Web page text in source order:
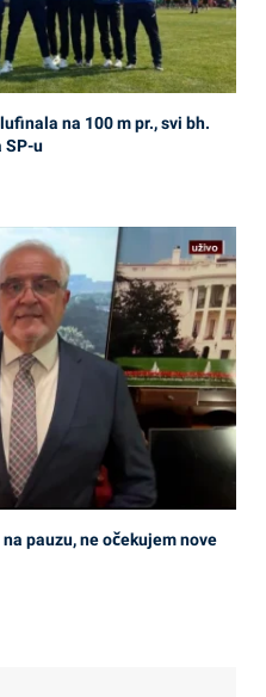
na 100 m pr., svi bh.
SP-u
pauzu, ne očekujem nove